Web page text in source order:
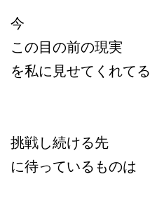
今
この目の前の現実
を私に見せてくれてる
挑戦し続ける先
に待っているものは